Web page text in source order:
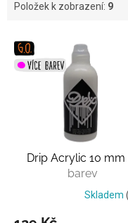
Položek k zobrazení: 9
V
p
Drip Acrylic 10 mm
barev
Skladem